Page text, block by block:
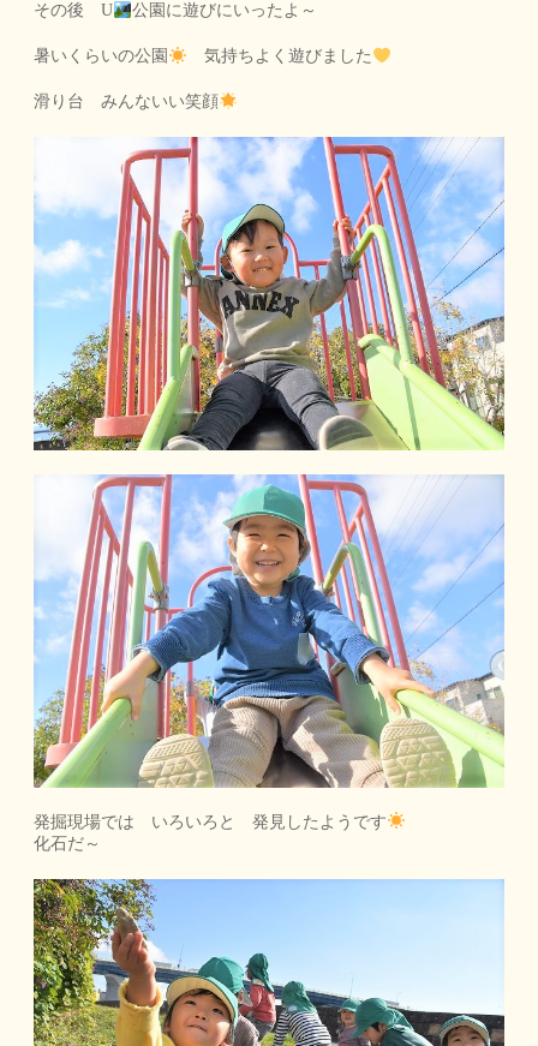
その後 U 公園に遊びにいったよ～
暑いくらいの公園 気持ちよく遊びました
滑り台 みんないい笑顔
発掘現場では いろいろと 発見したようです
化石だ～